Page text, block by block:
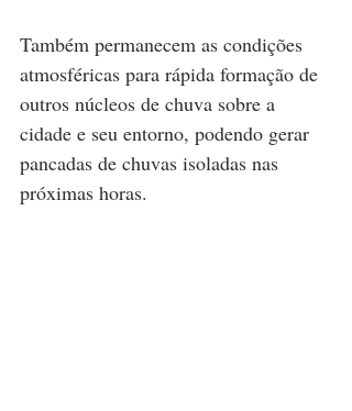
Também permanecem as condições
atmosféricas para rápida formação de
outros núcleos de chuva sobre a
cidade e seu entorno, podendo gerar
pancadas de chuvas isoladas nas
próximas horas.